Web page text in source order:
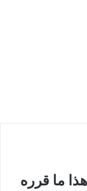
ما قرره